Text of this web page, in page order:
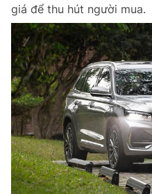
giá để thu hút người mua.